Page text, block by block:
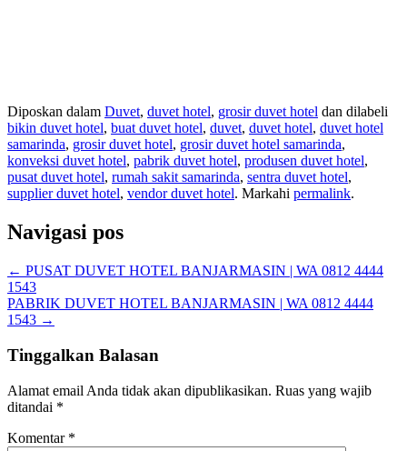
Diposkan dalam Duvet, duvet hotel, grosir duvet hotel dan dilabeli
bikin duvet hotel, buat duvet hotel, duvet, duvet hotel, duvet hotel
samarinda, grosir duvet hotel, grosir duvet hotel samarinda,
konveksi duvet hotel, pabrik duvet hotel, produsen duvet hotel,
pusat duvet hotel, rumah sakit samarinda, sentra duvet hotel,
supplier duvet hotel, vendor duvet hotel. Markahi permalink.
Navigasi pos
← PUSAT DUVET HOTEL BANJARMASIN | WA 0812 4444
1543
PABRIK DUVET HOTEL BANJARMASIN | WA 0812 4444
1543 →
Tinggalkan Balasan
Alamat email Anda tidak akan dipublikasikan. Ruas yang wajib
ditandai *
Komentar *